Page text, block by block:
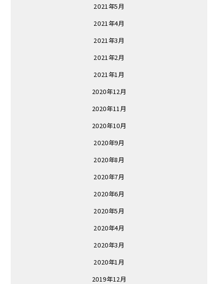
2021年5月
2021年4月
2021年3月
2021年2月
2021年1月
2020年12月
2020年11月
2020年10月
2020年9月
2020年8月
2020年7月
2020年6月
2020年5月
2020年4月
2020年3月
2020年1月
2019年12月